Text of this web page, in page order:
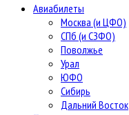
Авиабилеты
Москва (и ЦФО)
СПб (и СЗФО)
Поволжье
Урал
ЮФО
Сибирь
Дальний Восток